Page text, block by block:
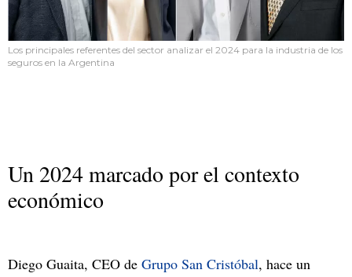
Los principales referentes del sector analizar el 2024 para la industria de los
seguros en la Argentina
Un 2024 marcado por el contexto
económico
Diego Guaita, CEO de Grupo San Cristóbal, hace un